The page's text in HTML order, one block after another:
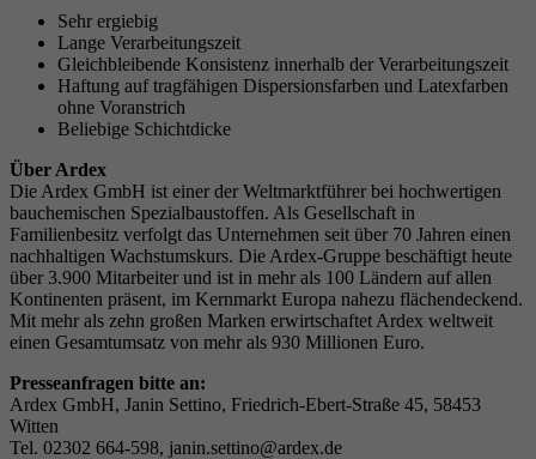
Sehr ergiebig
Lange Verarbeitungszeit
Gleichbleibende Konsistenz innerhalb der Verarbeitungszeit
Haftung auf tragfähigen Dispersionsfarben und Latexfarben
ohne Voranstrich
Beliebige Schichtdicke
Über Ardex
Die Ardex GmbH ist einer der Weltmarktführer bei hochwertigen
bauchemischen Spezialbaustoffen. Als Gesellschaft in
Familienbesitz verfolgt das Unternehmen seit über 70 Jahren einen
nachhaltigen Wachstumskurs. Die Ardex-Gruppe beschäftigt heute
über 3.900 Mitarbeiter und ist in mehr als 100 Ländern auf allen
Kontinenten präsent, im Kernmarkt Europa nahezu flächendeckend.
Mit mehr als zehn großen Marken erwirtschaftet Ardex weltweit
einen Gesamtumsatz von mehr als 930 Millionen Euro.
Presseanfragen bitte an:
Ardex GmbH, Janin Settino, Friedrich-Ebert-Straße 45, 58453
Witten
Tel. 02302 664-598, janin.settino@ardex.de